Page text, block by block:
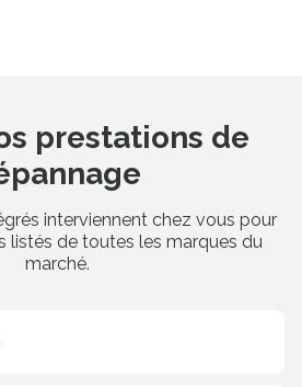
prestations de
interviennent chez vous pour
listés de toutes les marques du
marché.